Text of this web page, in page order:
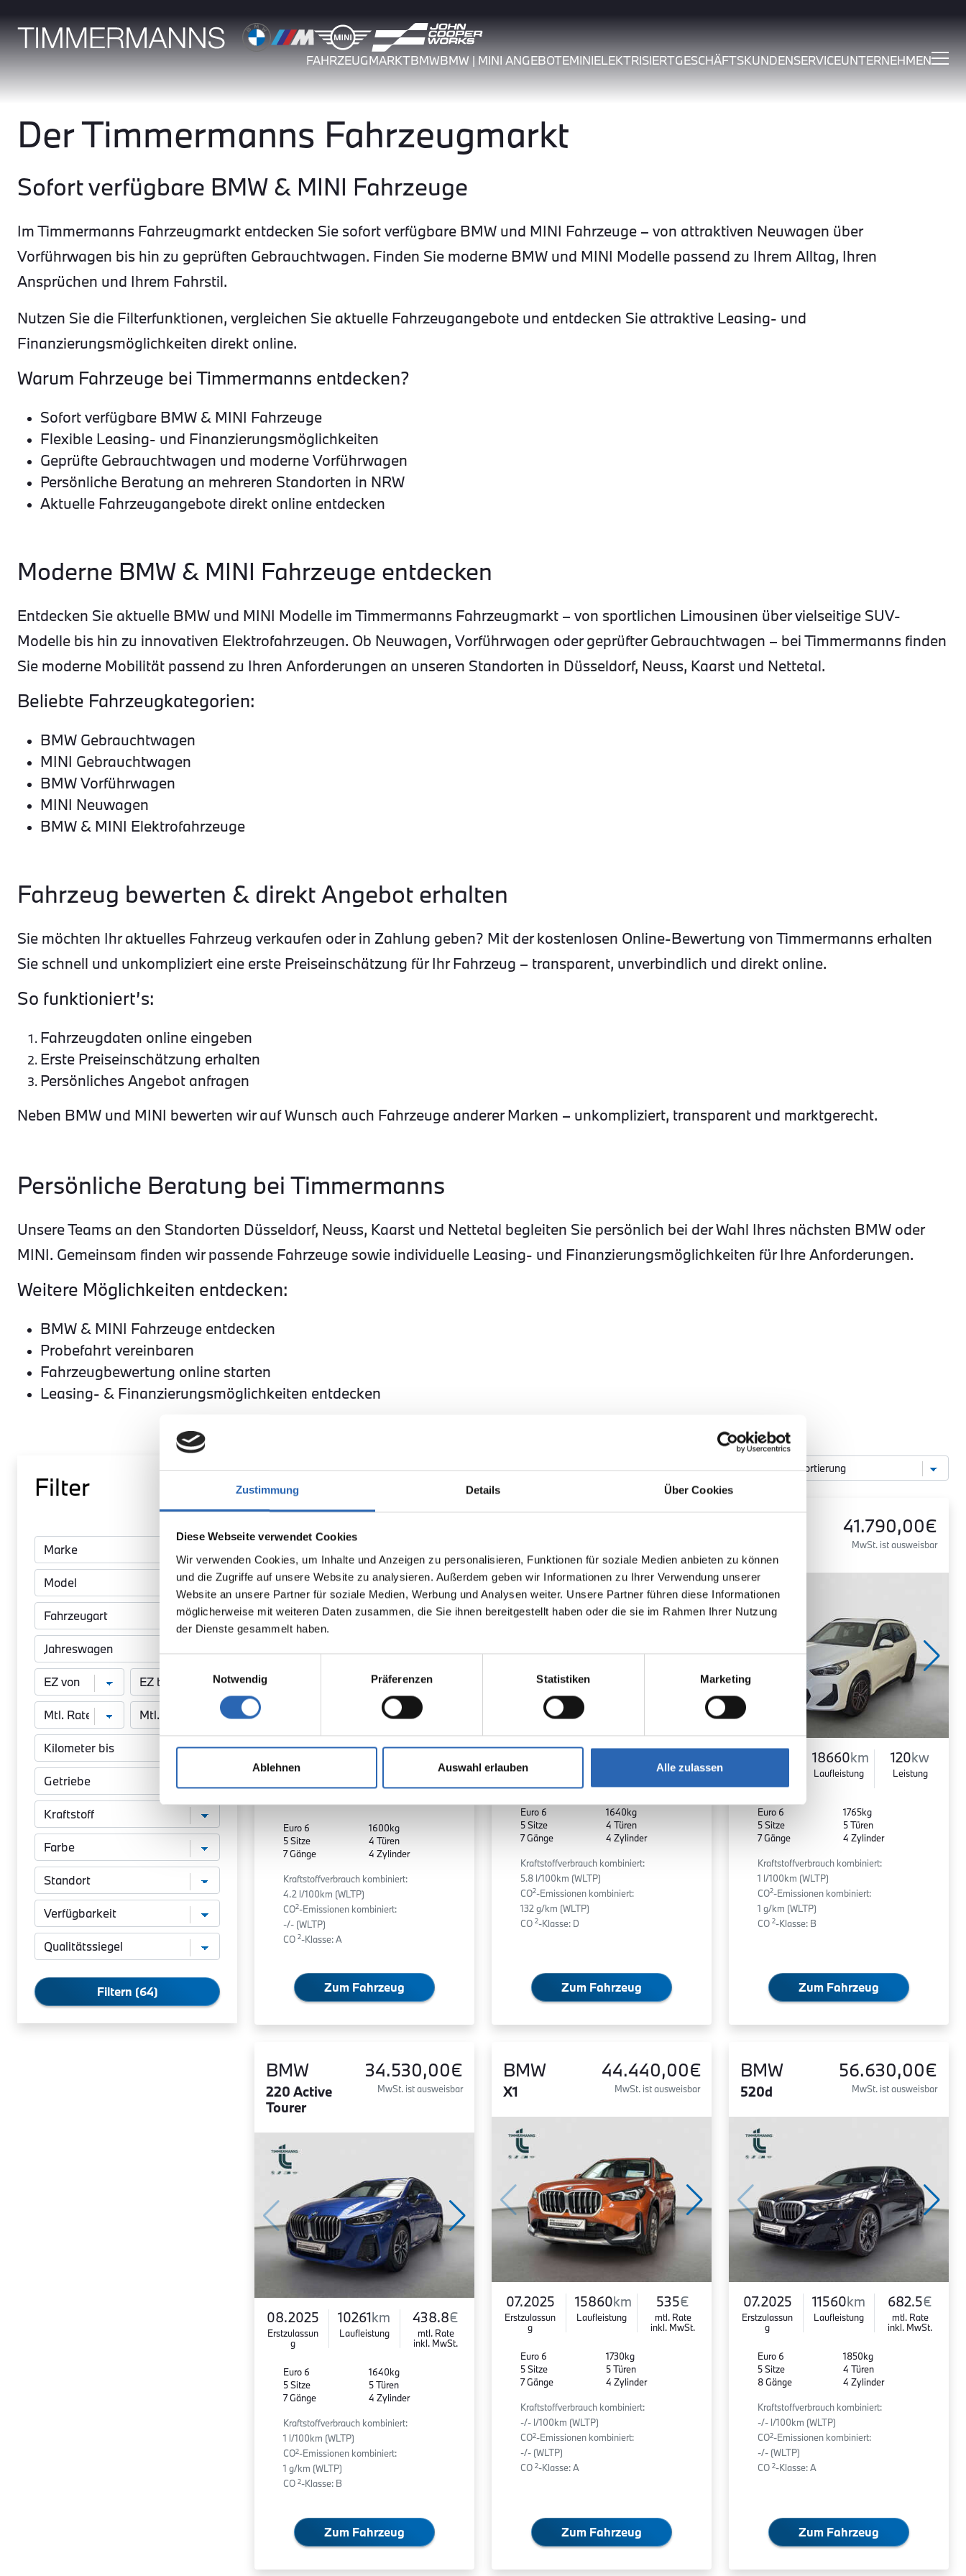
Zustimmung Details Über Cookies
Diese Webseite verwendet Cookies
Wir verwenden Cookies, um Inhalte und Anzeigen zu personalisieren, Funktionen für soziale Medien anbieten zu können
und die Zugriffe auf unsere Website zu analysieren. Außerdem geben wir Informationen zu Ihrer Verwendung unserer
Website an unsere Partner für soziale Medien, Werbung und Analysen weiter. Unsere Partner führen diese Informationen
möglicherweise mit weiteren Daten zusammen, die Sie ihnen bereitgestellt haben oder die sie im Rahmen Ihrer Nutzung
der Dienste gesammelt haben.
Einwilligungsauswahl
Notwendig
Präferenzen Statistiken Marketing
Ablehnen Auswahl erlauben Alle zulassen
FAHRZEUGMARKTBMWBMW | MINI ANGEBOTEMINIELEKTRISIERTGESCHÄFTSKUNDENSERVICEUNTERNEHMEN
Der Timmermanns Fahrzeugmarkt
Sofort verfügbare BMW & MINI Fahrzeuge
Im Timmermanns Fahrzeugmarkt entdecken Sie sofort verfügbare BMW und MINI Fahrzeuge – von attraktiven Neuwagen über
Vorführwagen bis hin zu geprüften Gebrauchtwagen. Finden Sie moderne BMW und MINI Modelle passend zu Ihrem Alltag, Ihren
Ansprüchen und Ihrem Fahrstil.
Nutzen Sie die Filterfunktionen, vergleichen Sie aktuelle Fahrzeugangebote und entdecken Sie attraktive Leasing- und
Finanzierungsmöglichkeiten direkt online.
Warum Fahrzeuge bei Timmermanns entdecken?
Sofort verfügbare BMW & MINI Fahrzeuge
Flexible Leasing- und Finanzierungsmöglichkeiten
Geprüfte Gebrauchtwagen und moderne Vorführwagen
Persönliche Beratung an mehreren Standorten in NRW
Aktuelle Fahrzeugangebote direkt online entdecken
Moderne BMW & MINI Fahrzeuge entdecken
Entdecken Sie aktuelle BMW und MINI Modelle im Timmermanns Fahrzeugmarkt – von sportlichen Limousinen über vielseitige SUV-
Modelle bis hin zu innovativen Elektrofahrzeugen. Ob Neuwagen, Vorführwagen oder geprüfter Gebrauchtwagen – bei Timmermanns finden
Sie moderne Mobilität passend zu Ihren Anforderungen an unseren Standorten in Düsseldorf, Neuss, Kaarst und Nettetal.
Beliebte Fahrzeugkategorien:
BMW Gebrauchtwagen
MINI Gebrauchtwagen
BMW Vorführwagen
MINI Neuwagen
BMW & MINI Elektrofahrzeuge
Fahrzeug bewerten & direkt Angebot erhalten
Sie möchten Ihr aktuelles Fahrzeug verkaufen oder in Zahlung geben? Mit der kostenlosen Online-Bewertung von Timmermanns erhalten
Sie schnell und unkompliziert eine erste Preiseinschätzung für Ihr Fahrzeug – transparent, unverbindlich und direkt online.
So funktioniert’s:
Fahrzeugdaten online eingeben
Erste Preiseinschätzung erhalten
Persönliches Angebot anfragen
Neben BMW und MINI bewerten wir auf Wunsch auch Fahrzeuge anderer Marken – unkompliziert, transparent und marktgerecht.
Persönliche Beratung bei Timmermanns
Unsere Teams an den Standorten Düsseldorf, Neuss, Kaarst und Nettetal begleiten Sie persönlich bei der Wahl Ihres nächsten BMW oder
MINI. Gemeinsam finden wir passende Fahrzeuge sowie individuelle Leasing- und Finanzierungsmöglichkeiten für Ihre Anforderungen.
Weitere Möglichkeiten entdecken:
BMW & MINI Fahrzeuge entdecken
Probefahrt vereinbaren
Fahrzeugbewertung online starten
Leasing- & Finanzierungsmöglichkeiten entdecken
Filter
Filtern (64)
Coupé
07.2025
Erstzulassun
Laufleistung
481.7€
mtl. Rate
Euro 6
5 Sitze
7 Gänge
1600kg
4 Türen
4 Zylinder
Kraftstoffverbrauch kombiniert:
4.2 l/100km (WLTP)
CO2-Emissionen kombiniert:
-/- (WLTP)
CO 2-Klasse: A
Zum Fahrzeug
Erstzulassun
mtl. Rate
Euro 6
5 Sitze
7 Gänge
1640kg
4 Türen
4 Zylinder
Kraftstoffverbrauch kombiniert:
5.8 l/100km (WLTP)
CO2-Emissionen kombiniert:
132 g/km (WLTP)
CO 2-Klasse: D
Zum Fahrzeug
41.790,00€
MwSt. ist ausweisbar
18660km
Laufleistung
120kw
Leistung
Euro 6
5 Sitze
7 Gänge
1765kg
5 Türen
4 Zylinder
Kraftstoffverbrauch kombiniert:
1 l/100km (WLTP)
CO2-Emissionen kombiniert:
1 g/km (WLTP)
CO 2-Klasse: B
Zum Fahrzeug
BMW
220 Active
Tourer
34.530,00€
MwSt. ist ausweisbar
08.2025
Erstzulassun
g
10261km
Laufleistung
438.8€
mtl. Rate
inkl. MwSt.
Euro 6
5 Sitze
7 Gänge
1640kg
5 Türen
4 Zylinder
Kraftstoffverbrauch kombiniert:
1 l/100km (WLTP)
CO2-Emissionen kombiniert:
1 g/km (WLTP)
CO 2-Klasse: B
Zum Fahrzeug
BMW
X1
44.440,00€
MwSt. ist ausweisbar
07.2025
Erstzulassun
g
15860km
Laufleistung
535€
mtl. Rate
inkl. MwSt.
Euro 6
5 Sitze
7 Gänge
1730kg
5 Türen
4 Zylinder
Kraftstoffverbrauch kombiniert:
-/- l/100km (WLTP)
CO2-Emissionen kombiniert:
-/- (WLTP)
CO 2-Klasse: A
Zum Fahrzeug
BMW
520d
56.630,00€
MwSt. ist ausweisbar
07.2025
Erstzulassun
g
11560km
Laufleistung
682.5€
mtl. Rate
inkl. MwSt.
Euro 6
5 Sitze
8 Gänge
1850kg
4 Türen
4 Zylinder
Kraftstoffverbrauch kombiniert:
-/- l/100km (WLTP)
CO2-Emissionen kombiniert:
-/- (WLTP)
CO 2-Klasse: A
Zum Fahrzeug